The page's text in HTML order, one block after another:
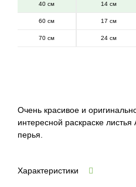
40 см 14 см
60 см 17 см
70 см 24 см
Очень красивое и
интересной раскраске
перья.
Характеристики